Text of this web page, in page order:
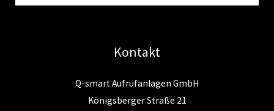
Kontakt
Q-smart Aufrufanlagen GmbH
Königsberger Straße 21